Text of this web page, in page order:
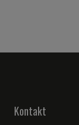
Kontakt